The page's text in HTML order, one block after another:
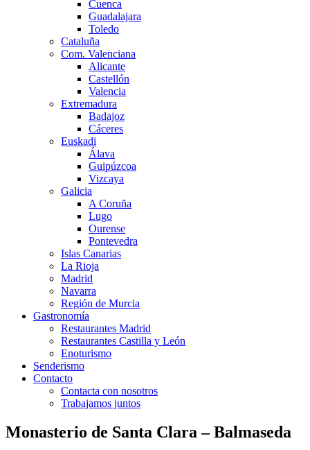
Cuenca
Guadalajara
Toledo
Cataluña
Com. Valenciana
Alicante
Castellón
Valencia
Extremadura
Badajoz
Cáceres
Euskadi
Álava
Guipúzcoa
Vizcaya
Galicia
A Coruña
Lugo
Ourense
Pontevedra
Islas Canarias
La Rioja
Madrid
Navarra
Región de Murcia
Gastronomía
Restaurantes Madrid
Restaurantes Castilla y León
Enoturismo
Senderismo
Contacto
Contacta con nosotros
Trabajamos juntos
Monasterio de Santa Clara – Balmaseda